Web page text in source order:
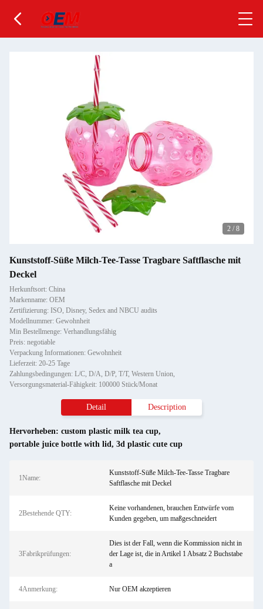
2 / 8
Kunststoff-Süße Milch-Tee-Tasse Tragbare Saftflasche mit
Deckel
Herkunftsort: China
Markenname: OEM
Zertifizierung: ISO, Disney, Sedex and NBCU audits
Modellnummer: Gewohnheit
Min Bestellmenge: Verhandlungsfähig
Preis: negotiable
Verpackung Informationen: Gewohnheit
Lieferzeit: 20-25 Tage
Zahlungsbedingungen: L/C, D/A, D/P, T/T, Western Union,
Versorgungsmaterial-Fähigkeit: 100000 Stück/Monat
Detail Description
Hervorheben: custom plastic milk tea cup,
portable juice bottle with lid, 3d plastic cute cup
1Name:
Kunststoff-Süße Milch-Tee-Tasse Tragbare
Saftflasche mit Deckel
2Bestehende QTY:
Keine vorhandenen, brauchen Entwürfe vom
Kunden gegeben, um maßgeschneidert
3Fabrikprüfungen:
Dies ist der Fall, wenn die Kommission nicht in
der Lage ist, die in Artikel 1 Absatz 2 Buchstabe
a
4Anmerkung: Nur OEM akzeptieren